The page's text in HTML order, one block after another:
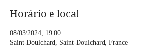
Horário e local
08/03/2024, 19:00
Saint-Doulchard, Saint-Doulchard, France